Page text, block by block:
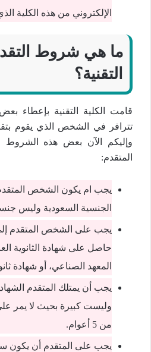
الإلكتروني من هذه الكلية
ما هي شروط
التقنية؟
قامت الكلية التقنية بإعطاء
تترافر في الشخص الذي يقوم
وإليكم الآن بعض هذه الشروط
المتقدم:
يجب ام يكون الشخص المتقدم
الجنسية السعودية وليس
يجب على الشخص المتقدم إلى
حاصل على شهادة الثانوية
المعهد الصناعي، أو شهادة
يجب أن يمتلك المتقدم
وليست كبيرة بحيث لا يمر
من 5 أعوام.